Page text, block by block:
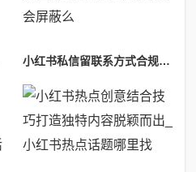
小红书私信留联系方式合规技巧遵守规则不被平台检测_小红书私信手机号会屏蔽么